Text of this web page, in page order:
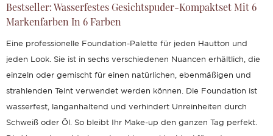
Bestseller: Wasserfestes Gesichtspuder-Kompaktset Mit 6
Markenfarben In 6 Farben
Eine professionelle Foundation-Palette für jeden Hautton und
jeden Look. Sie ist in sechs verschiedenen Nuancen erhältlich, die
einzeln oder gemischt für einen natürlichen, ebenmäßigen und
strahlenden Teint verwendet werden können. Die Foundation ist
wasserfest, langanhaltend und verhindert Unreinheiten durch
Schweiß oder Öl. So bleibt Ihr Make-up den ganzen Tag perfekt.